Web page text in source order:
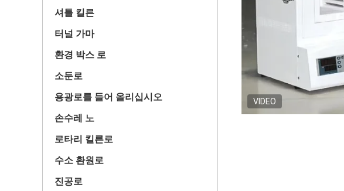
셔틀 킬른
터널 가마
환경 박스 로
소둔로
용광로를 들어 올리십시오
손수레 노
로타리 킬른로
수소 환원로
진공로
VIDEO